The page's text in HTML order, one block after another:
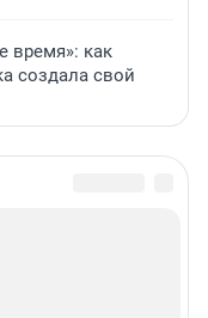
время»: как
создала свой